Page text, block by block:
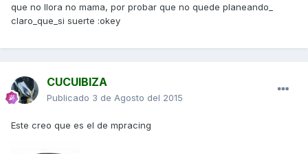
que no llora no mama, por probar que no quede planeando_
claro_que_si suerte :okey
CUCUIBIZA
Publicado 3 de Agosto del 2015
Este creo que es el de mpracing